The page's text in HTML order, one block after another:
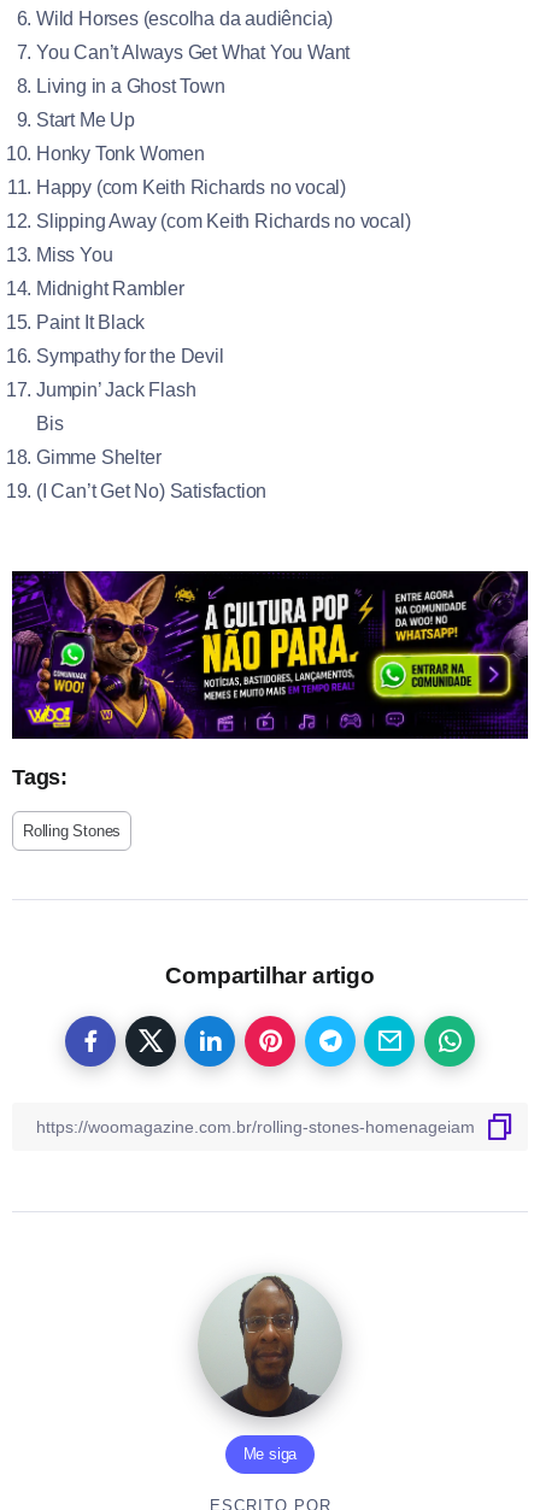
Wild Horses (escolha da audiência)
You Can’t Always Get What You Want
Living in a Ghost Town
Start Me Up
Honky Tonk Women
Happy (com Keith Richards no vocal)
Slipping Away (com Keith Richards no vocal)
Miss You
Midnight Rambler
Paint It Black
Sympathy for the Devil
Jumpin’ Jack Flash
Bis
Gimme Shelter
(I Can’t Get No) Satisfaction
Tags:
Rolling Stones
Compartilhar artigo
Me siga
ESCRITO POR